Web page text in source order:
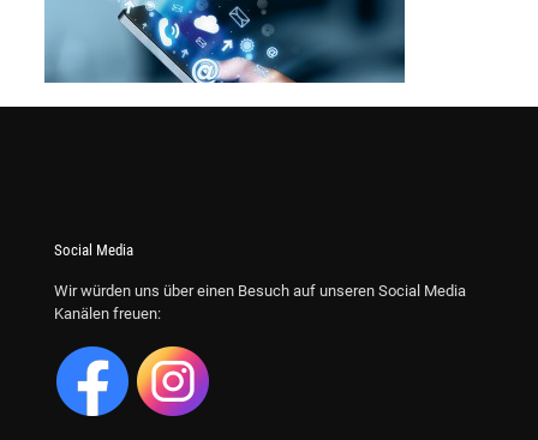
Social Media
Wir würden uns über einen Besuch auf unseren Social Media
Kanälen freuen: